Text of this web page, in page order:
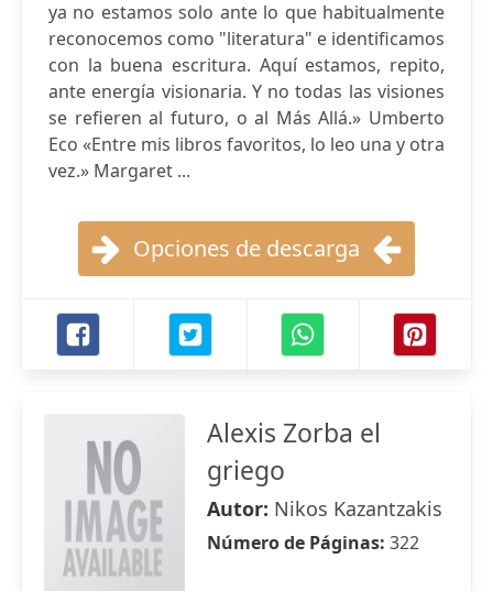
ya no estamos solo ante lo que habitualmente
reconocemos como "literatura" e identificamos
con la buena escritura. Aquí estamos, repito,
ante energía visionaria. Y no todas las visiones
se refieren al futuro, o al Más Allá.» Umberto
Eco «Entre mis libros favoritos, lo leo una y otra
vez.» Margaret ...
Opciones de descarga
Alexis Zorba el
griego
Autor: Nikos Kazantzakis
Número de Páginas: 322